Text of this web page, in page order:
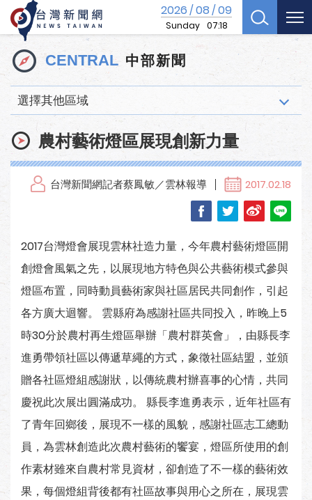
2026/08/09
Sunday 07:18
CENTRAL 中部新聞
選擇其他區域
農村藝術燈區展現創新力量
台灣新聞網記者蔡鳳敏／雲林報導 2017.02.18
2017台灣燈會展現雲林社造力量，今年農村藝術燈區開
創燈會風氣之先，以展現地方特色與公共藝術模式參與
燈區布置，同時動員藝術家與社區居民共同創作，引起
各方廣大迴響。 雲縣府為感謝社區共同投入，昨晚上5
時30分於農村再生燈區舉辦「農村群英會」，由縣長李
進勇帶領社區以傳遞草繩的方式，象徵社區結盟，並頒
贈各社區燈組感謝狀，以傳統農村辦喜事的心情，共同
慶祝此次展出圓滿成功。 縣長李進勇表示，近年社區有
了青年回鄉後，展現不一樣的風貌，感謝社區志工總動
員，為雲林創造此次農村藝術的饗宴，燈區所使用的創
作素材雖來自農村常見資材，卻創造了不一樣的藝術效
果，每個燈組背後都有社區故事與用心之所在，展現雲